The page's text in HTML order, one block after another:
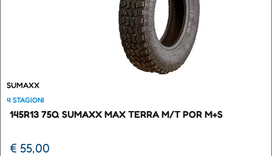
SUMAXX
4 STAGIONI
145R13 75Q SUMAXX MAX TERRA M/T POR M+S
€ 55,00